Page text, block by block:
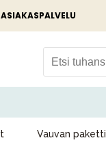
Vauvan paketti